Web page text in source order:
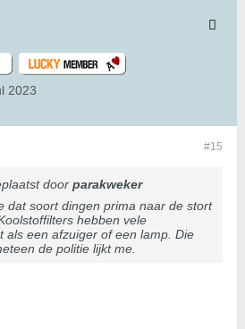
2023
#15
door parakweker
dat soort dingen prima naar de stort
hebben vele
als een afzuiger of een lamp. Die
de politie lijkt me.